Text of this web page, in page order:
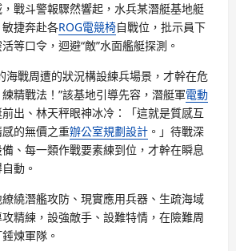
戰斗警報驟然響起，水兵某潛艇基地艇
捷奔赴各ROG電競椅自戰位，批示員下
等口令，迴避“敵”水面艦艇探測。
海戰周遭的狀況構設練兵場景，才幹在危
精戰法！”該基地引導先容，潛艇軍電動
出、林天秤眼神冰冷：「這就是質感互
的無價之重辦公室規劃設計 。」待戰深
、每一類作戰要素練到位，才幹在瞬息
動。
繞潛艦攻防、現實應用兵器、生疏海域
精練，設強敵手、設難特情，在險難周
煉軍隊。